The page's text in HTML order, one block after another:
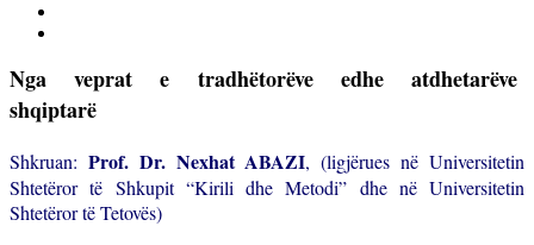
Nga veprat e tradhëtorëve edhe
atdhetarëve
shqiptarë
Shkruan: Prof. Dr. Nexhat ABAZI, (ligjërues në Universitetin
Shtetëror të Shkupit “Kirili dhe Metodi” dhe në Universitetin
Shtetëror të Tetovës)